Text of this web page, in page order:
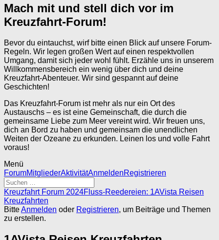
Mach mit und stell dich vor im
Kreuzfahrt-Forum!
Bevor du eintauchst, wirf bitte einen Blick auf unsere Forum-
Regeln. Wir legen großen Wert auf einen respektvollen
Umgang, damit sich jeder wohl fühlt. Erzähle uns in unserem
Willkommensbereich ein wenig über dich und deine
Kreuzfahrt-Abenteuer. Wir sind gespannt auf deine
Geschichten!
Das Kreuzfahrt-Forum ist mehr als nur ein Ort des
Austauschs – es ist eine Gemeinschaft, die durch die
gemeinsame Liebe zum Meer vereint wird. Wir freuen uns,
dich an Bord zu haben und gemeinsam die unendlichen
Weiten der Ozeane zu erkunden. Leinen los und volle Fahrt
voraus!
Menü
Forum-
Navigation
ForumMitgliederAktivitätAnmeldenRegistrieren
Forum-
Breadcrumbs
-
Du
hier:
Kreuzfahrt Forum 2024Fluss-Reedereien: 1AVista Reisen
Kreuzfahrten
BitteAnmelden oder Registrieren, um Beiträge und Themen
zu erstellen.